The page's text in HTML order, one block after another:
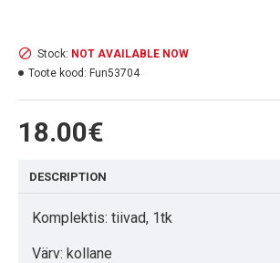
18.00€
Stock: NOT AVAILABLE NOW
Toote kood: Fun53704
DESCRIPTION
Komplektis: tiivad, 1tk
Värv: kollane